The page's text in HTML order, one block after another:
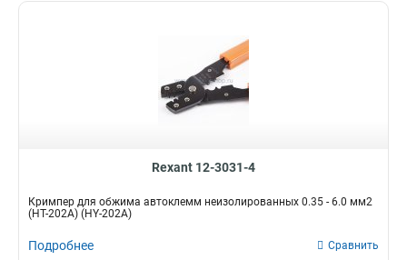
Rexant 12-3031-4
Кримпер для обжима автоклемм неизолированных 0.35 - 6.0 мм2
(HT-202A) (HY-202A)
Подробнее Сравнить